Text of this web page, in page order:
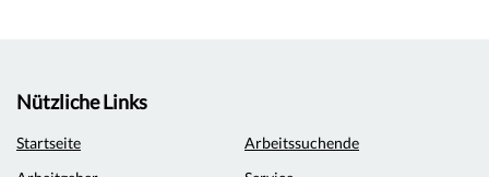
Nützliche Links
Startseite
Arbeitssuchende